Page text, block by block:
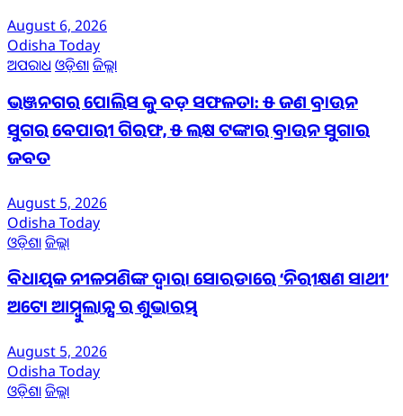
August 6, 2026
Odisha Today
ଅପରାଧ ଓଡ଼ିଶାଜିଲ୍ଲା
ଭଞ୍ଜନଗର ପୋଲିସ କୁ ବଡ଼ ସଫଳତା: ୫ ଜଣ ବ୍ରାଉନ
ସୁଗର ବେପାରୀ ଗିରଫ, ୫ ଲକ୍ଷ ଟଙ୍କାର ବ୍ରାଉନ ସୁଗାର
ଜବତ
August 5, 2026
Odisha Today
ଓଡ଼ିଶାଜିଲ୍ଲା
ବିଧାୟକ ନୀଳମଣିଙ୍କ ଦ୍ବାରା ସୋରଡାରେ ‘ନିରୀକ୍ଷଣ ସାଥୀ’
ଅଟୋ ଆମ୍ବୁଲାନ୍ସ ର ଶୁଭାରମ୍ଭ
August 5, 2026
Odisha Today
ଓଡ଼ିଶାଜିଲ୍ଲା